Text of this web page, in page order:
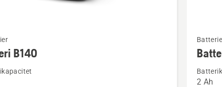
B140
mer
om
2 Ah